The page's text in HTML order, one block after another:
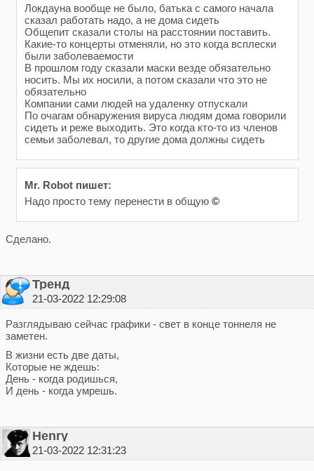
Локдауна вообще не было, батька с самого начала
сказал работать надо, а не дома сидеть
Общепит сказали столы на расстоянии поставить.
Какие-то концерты отменяли, но это когда всплески
были заболеваемости
В прошлом году сказали маски везде обязательно
носить. Мы их носили, а потом сказали что это не
обязательно
Компании сами людей на удаленку отпускали
По очагам обнаружения вируса людям дома говорили
сидеть и реже выходить. Это когда кто-то из членов
семьи заболевал, то другие дома должны сидеть
Mr. Robot пишет:
Надо просто тему перенести в общую ©
Сделано.
Тренд
21-03-2022 12:29:08
Разглядываю сейчас графики - свет в конце тоннеля не
заметен.
В жизни есть две даты,
Которые не ждешь:
День - когда родишься,
И день - когда умрешь.
Henry
21-03-2022 12:31:23